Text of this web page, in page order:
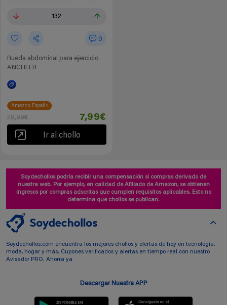
132
0
Rueda abdominal para ejercicio
ANCHEER
Amazon España
29,99€ 7,99€
Ir al chollo
Soydechollos podría recibir una compensación si compras derivado de
nuestra web. Por ejemplo, en calidad de Afiliado de Amazon, se obtienen
ingresos por compras adscritas que cumplen requisitos aplicables. Esto no
determina que chollos se publican.
Soydechollos.com encuentra los mejores chollos y ofertas de hoy en tecnología,
moda, hogar y más. Cupones verificados y alertas en tiempo real con nuestro
Avisador PRO. Ahorra ya
Descargar Nuestra APP